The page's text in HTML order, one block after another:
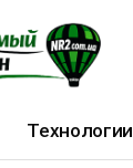
Технологии